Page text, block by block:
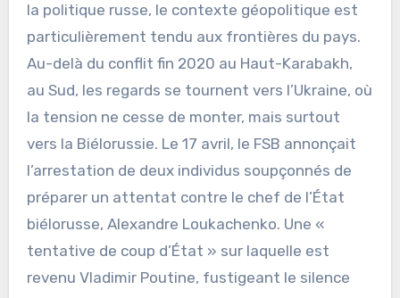
la politique russe, le contexte géopolitique est
particulièrement tendu aux frontières du pays.
Au-delà du conflit fin 2020 au Haut-Karabakh,
au Sud, les regards se tournent vers l’Ukraine, où
la tension ne cesse de monter, mais surtout
vers la Biélorussie. Le 17 avril, le FSB annonçait
l’arrestation de deux individus soupçonnés de
préparer un attentat contre le chef de l’État
biélorusse, Alexandre Loukachenko. Une «
tentative de coup d’État » sur laquelle est
revenu Vladimir Poutine, fustigeant le silence